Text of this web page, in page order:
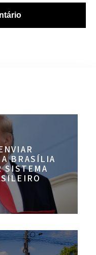
BRASÍLIA
SISTEMA